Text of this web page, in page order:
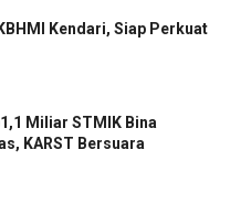
Kendari, Siap Perkuat
Miliar STMIK Bina
KARST Bersuara